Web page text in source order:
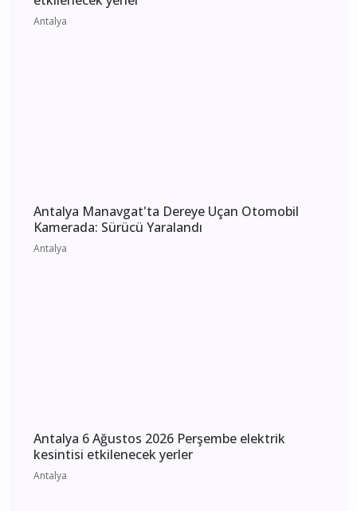
Antalya